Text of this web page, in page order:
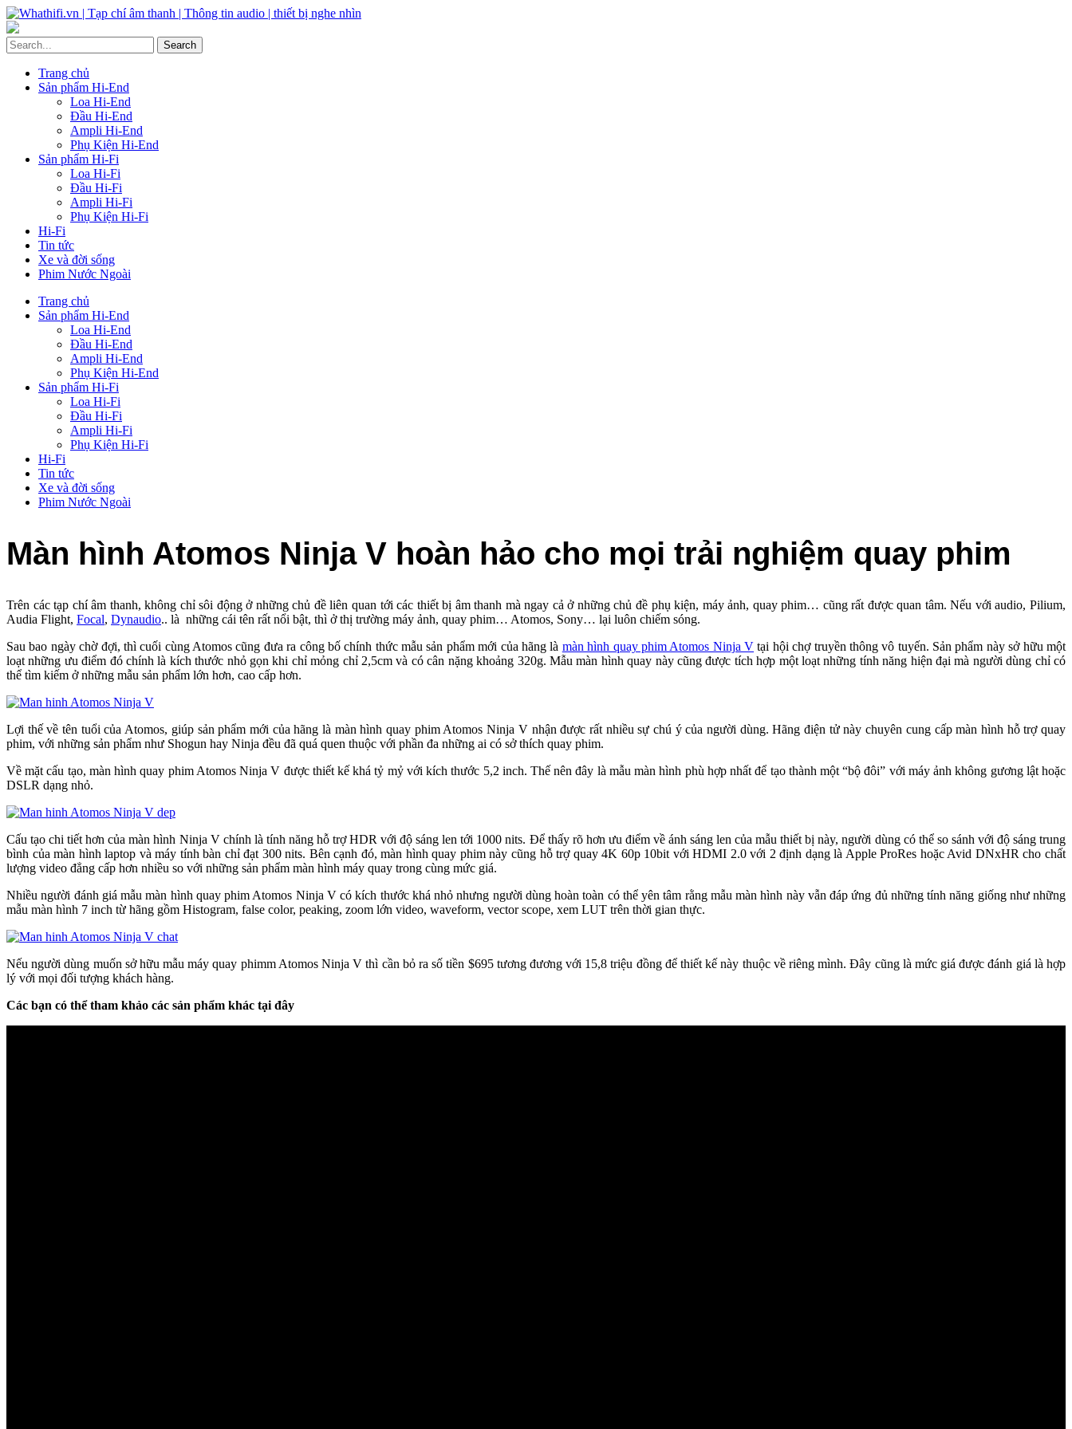
Trang chủ
Sản phẩm Hi-End
Loa Hi-End
Đầu Hi-End
Ampli Hi-End
Phụ Kiện Hi-End
Sản phẩm Hi-Fi
Loa Hi-Fi
Đầu Hi-Fi
Ampli Hi-Fi
Phụ Kiện Hi-Fi
Hi-Fi
Tin tức
Xe và đời sống
Phim Nước Ngoài
Trang chủ
Sản phẩm Hi-End
Loa Hi-End
Đầu Hi-End
Ampli Hi-End
Phụ Kiện Hi-End
Sản phẩm Hi-Fi
Loa Hi-Fi
Đầu Hi-Fi
Ampli Hi-Fi
Phụ Kiện Hi-Fi
Hi-Fi
Tin tức
Xe và đời sống
Phim Nước Ngoài
Màn hình Atomos Ninja V hoàn hảo cho mọi trải nghiệm quay phim
Trên các tạp chí âm thanh, không chỉ sôi động ở những chủ đề liên quan tới các thiết bị âm thanh mà ngay cả ở những chủ đề phụ kiện, máy ảnh, quay phim… cũng rất được quan tâm. Nếu với audio, Pilium,
Audia Flight, Focal, Dynaudio.. là những cái tên rất nổi bật, thì ở thị trường máy ảnh, quay phim… Atomos, Sony… lại luôn chiếm sóng.
Sau bao ngày chờ đợi, thì cuối cùng Atomos cũng đưa ra công bố chính thức mẫu sản phẩm mới của hãng là màn hình quay phim Atomos Ninja V tại hội chợ truyền thông vô tuyến. Sản phẩm này sở hữu một
loạt những ưu điểm đó chính là kích thước nhỏ gọn khi chỉ mỏng chỉ 2,5cm và có cân nặng khoảng 320g. Mẫu màn hình quay này cũng được tích hợp một loạt những tính năng hiện đại mà người dùng chỉ có
thể tìm kiếm ở những mẫu sản phẩm lớn hơn, cao cấp hơn.
Lợi thế về tên tuổi của Atomos, giúp sản phẩm mới của hãng là màn hình quay phim Atomos Ninja V nhận được rất nhiều sự chú ý của người dùng. Hãng điện tử này chuyên cung cấp màn hình hỗ trợ quay
phim, với những sản phẩm như Shogun hay Ninja đều đã quá quen thuộc với phần đa những ai có sở thích quay phim.
Về mặt cấu tạo, màn hình quay phim Atomos Ninja V được thiết kế khá tỷ mỷ với kích thước 5,2 inch. Thế nên đây là mẫu màn hình phù hợp nhất để tạo thành một “bộ đôi” với máy ảnh không gương lật hoặc
DSLR dạng nhỏ.
Cấu tạo chi tiết hơn của màn hình Ninja V chính là tính năng hỗ trợ HDR với độ sáng len tới 1000 nits. Để thấy rõ hơn ưu điểm về ánh sáng len của mẫu thiết bị này, người dùng có thể so sánh với độ sáng trung
bình của màn hình laptop và máy tính bàn chỉ đạt 300 nits. Bên cạnh đó, màn hình quay phim này cũng hỗ trợ quay 4K 60p 10bit với HDMI 2.0 với 2 định dạng là Apple ProRes hoặc Avid DNxHR cho chất
lượng video đẳng cấp hơn nhiều so với những sản phẩm màn hình máy quay trong cùng mức giá.
Nhiều người đánh giá mẫu màn hình quay phim Atomos Ninja V có kích thước khá nhỏ nhưng người dùng hoàn toàn có thể yên tâm rằng mẫu màn hình này vẫn đáp ứng đủ những tính năng giống như những
mẫu màn hình 7 inch từ hãng gồm Histogram, false color, peaking, zoom lớn video, waveform, vector scope, xem LUT trên thời gian thực.
Nếu người dùng muốn sở hữu mẫu máy quay phimm Atomos Ninja V thì cần bỏ ra số tiền $695 tương đương với 15,8 triệu đồng để thiết kế này thuộc về riêng mình. Đây cũng là mức giá được đánh giá là hợp
lý với mọi đối tượng khách hàng.
Các bạn có thể tham khảo các sản phẩm khác tại đây